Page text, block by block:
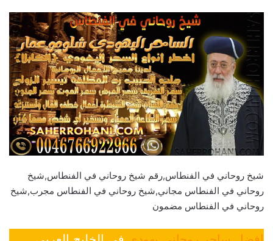
شيخ روحاني في الفنطاس,رقم شيخ روحاني في الفنطاس,شيخ
روحاني في الفنطاس مجاني,شيخ روحاني في الفنطاس مجرب,شيخ
روحاني في الفنطاس مضمون